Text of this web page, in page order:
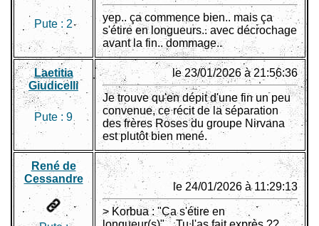
Pute : 2
yep.. ça commence bien.. mais ça
s'étire en longueurs.. avec décrochage
avant la fin.. dommage..
Laetitia
Giudicelli
Pute : 9
le 23/01/2026 à 21:56:36
Je trouve qu'en dépit d'une fin un peu
convenue, ce récit de la séparation
des frères Roses du groupe Nirvana
est plutôt bien mené.
René de
Cessandre
le 24/01/2026 à 11:29:13
> Korbua : "Ca s'étire en